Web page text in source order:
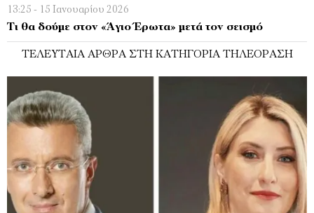
13:25 - 15 Ιανουαρίου 2026
Τι θα δούμε στον «Άγιο Έρωτα» μετά τον σεισμό
ΤΕΛΕΥΤΑΊΑ ΆΡΘΡΑ ΣΤΗ ΚΑΤΗΓΟΡΊΑ ΤΗΛΕΌΡΑΣΗ